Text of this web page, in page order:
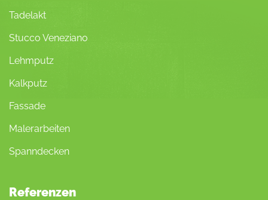
Tadelakt
Stucco Veneziano
Lehmputz
Kalkputz
Fassade
Malerarbeiten
Spanndecken
Referenzen